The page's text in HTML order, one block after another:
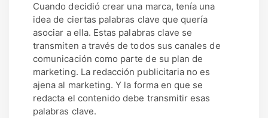
Cuando decidió crear una marca, tenía una
idea de ciertas palabras clave que quería
asociar a ella. Estas palabras clave se
transmiten a través de todos sus canales de
comunicación como parte de su plan de
marketing. La redacción publicitaria no es
ajena al marketing. Y la forma en que se
redacta el contenido debe transmitir esas
palabras clave.